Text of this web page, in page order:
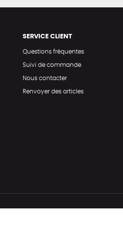
SERVICE CLIENT
Questions fréquentes
Suivi de commande
Nous contacter
Renvoyer des articles